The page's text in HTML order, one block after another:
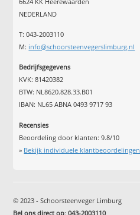
NEDERLAND
T: 043-2003110
M: info@schoorsteenvegerslimburg.nl
Bedrijfsgegevens
KVK: 81420382
BTW: NL8620.828.33.B01
IBAN: NL65 ABNA 0493 9717 93
Recensies
Beoordeling door klanten:9.8/10
» Bekijk individuele klantbeoordelingen
© 2023 - Schoorsteenveger Limburg
Bel ons direct op:043-2003110